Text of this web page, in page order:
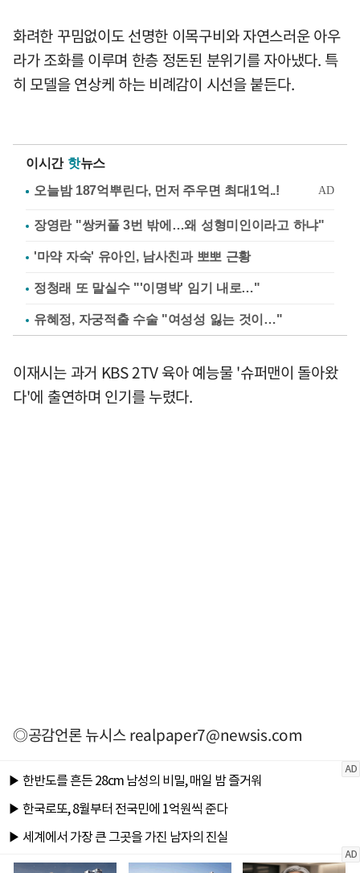
화려한 꾸밈없이도 선명한 이목구비와 자연스러운 아우
라가 조화를 이루며 한층 정돈된 분위기를 자아냈다. 특
히 모델을 연상케 하는 비례감이 시선을 붙든다.
이시간 핫뉴스
장영란 "쌍커풀 3번 밖에…왜 성형미인이라고 하냐"
'마약 자숙' 유아인, 남사친과 뽀뽀 근황
정청래 또 말실수 "'이명박' 임기 내로…"
유혜정, 자궁적출 수술 "여성성 잃는 것이…"
이재시는 과거 KBS 2TV 육아 예능물 '슈퍼맨이 돌아왔
다'에 출연하며 인기를 누렸다.
◎공감언론 뉴시스realpaper7@newsis.com